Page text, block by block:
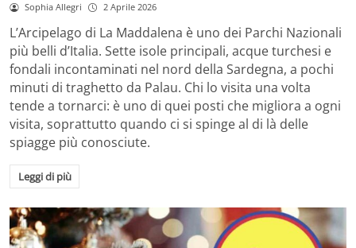
Sophia Allegri 2 Aprile 2026
L’Arcipelago di La Maddalena è uno dei Parchi Nazionali
più belli d’Italia. Sette isole principali, acque turchesi e
fondali incontaminati nel nord della Sardegna, a pochi
minuti di traghetto da Palau. Chi lo visita una volta
tende a tornarci: è uno di quei posti che migliora a ogni
visita, soprattutto quando ci si spinge al di là delle
spiagge più conosciute.
Leggi di più